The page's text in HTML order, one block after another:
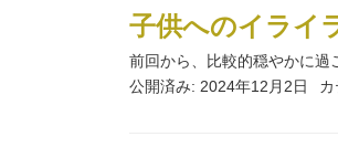
子供へのイライ
前回から、比較的穏やかに
公開済み: 2024年12月2日